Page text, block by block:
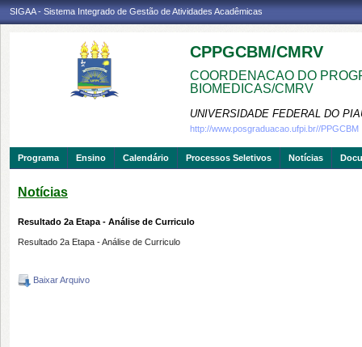
SIGAA - Sistema Integrado de Gestão de Atividades Acadêmicas
CPPGCBM/CMRV
COORDENACAO DO
BIOMEDICAS/CMRV
UNIVERSIDADE FEDERAL DO
http://www.posgraduacao.ufpi.br//PPGCBM
Programa Ensino Calendário Processos Seletivos Notícias
Notícias
Resultado 2a Etapa - Análise de Curriculo
Resultado 2a Etapa - Análise de Curriculo
Baixar Arquivo